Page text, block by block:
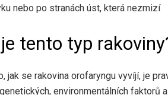
nebo po stranách úst, která nezmizí
tento typ
jak se rakovina orofaryngu vyvíjí, je
environmentálních faktorů